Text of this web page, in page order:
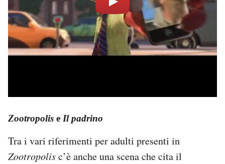
Zootropolis e Il padrino
Tra i vari riferimenti per adulti presenti in
Zootropolisc’è anche una scena che cita il